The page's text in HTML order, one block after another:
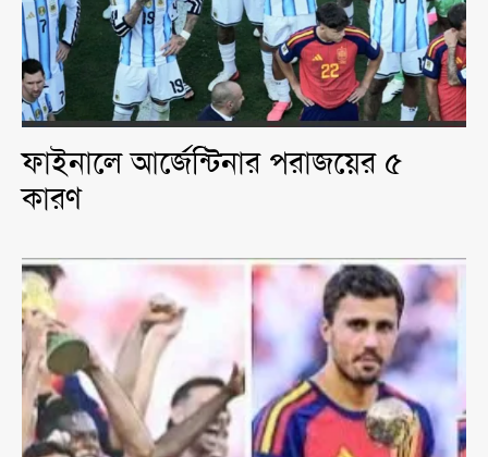
ফাইনালে আর্জেন্টিনার পরাজয়ের ৫
কারণ